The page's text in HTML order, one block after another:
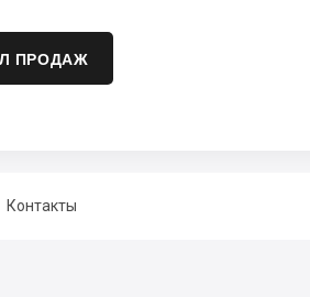
Контакты
ПРОДАЖ